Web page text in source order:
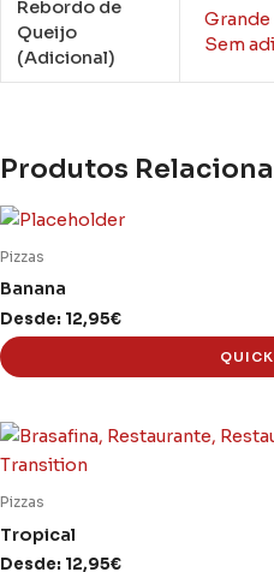
Rebordo de
Queijo
(Adicional)
Grande
Sem
Produtos
Pizzas
Banana
Desde: 12,95€
This
product
variants.
The
may
be
chosen
on
the
product
Pizzas
Tropical
Desde: 12,95€
This
product
has
variants.